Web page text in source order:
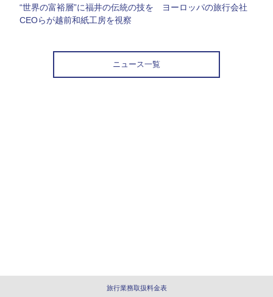
“世界の富裕層”に福井の伝統の技を ヨーロッパの旅行会社
CEOらが越前和紙工房を視察
ニュース一覧
旅行業務取扱料金表